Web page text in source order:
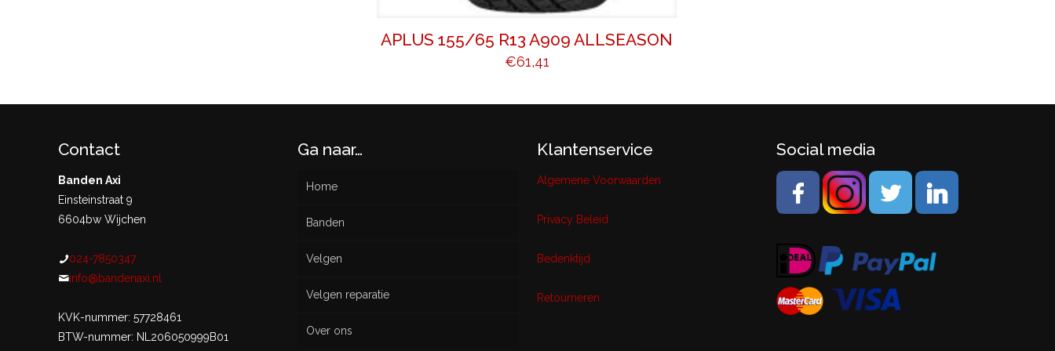
APLUS 155/65 R13 A909 ALLSEASON
€61,41
Contact
Banden Axi
Einsteinstraat 9
6604bw Wijchen
024-7850347
info@bandenaxi.nl
KVK-nummer: 57728461
BTW-nummer: NL206050999B01
Ga naar…
Home
Banden
Nieuw
Gebruikt
Velgen
Velgen reparatie
Over ons
Klantenservice
Algemene Voorwaarden
Privacy Beleid
Bedenktijd
Retourneren
Social media